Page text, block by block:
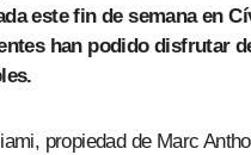
este fin de semana en
han podido disfrutar
propiedad de Marc